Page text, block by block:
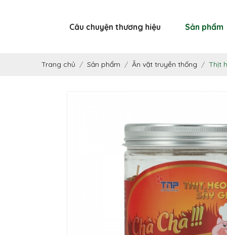
Câu chuyện thương hiệu Sản phẩm
Trang chủ Sản phẩm Ăn vặt truyền thống Thịt